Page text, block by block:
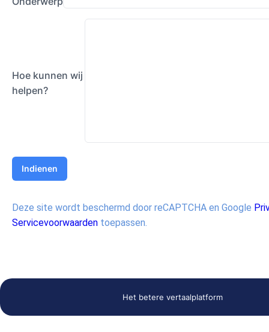
Hoe kunnen wij
helpen?
Deze site wordt beschermd door reCAPTCHA en Google
Servicevoorwaarden toepassen.
Het betere vertaalplatform